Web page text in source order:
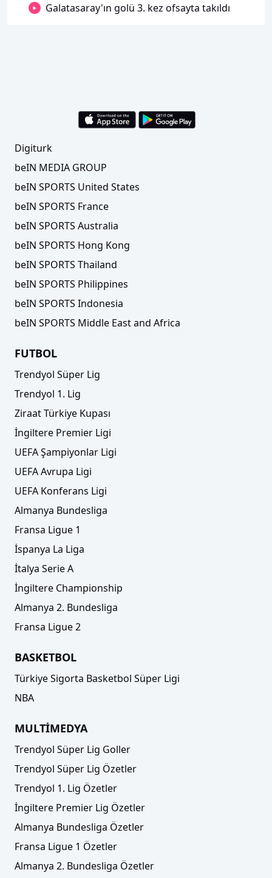
Galatasaray'ın golü 3. kez ofsayta takıldı
Digiturk
beIN MEDIA GROUP
beIN SPORTS United States
beIN SPORTS France
beIN SPORTS Australia
beIN SPORTS Hong Kong
beIN SPORTS Thailand
beIN SPORTS Philippines
beIN SPORTS Indonesia
beIN SPORTS Middle East and Africa
FUTBOL
Trendyol Süper Lig
Trendyol 1. Lig
Ziraat Türkiye Kupası
İngiltere Premier Ligi
UEFA Şampiyonlar Ligi
UEFA Avrupa Ligi
UEFA Konferans Ligi
Almanya Bundesliga
Fransa Ligue 1
İspanya La Liga
İtalya Serie A
İngiltere Championship
Almanya 2. Bundesliga
Fransa Ligue 2
BASKETBOL
Türkiye Sigorta Basketbol Süper Ligi
NBA
MULTİMEDYA
Trendyol Süper Lig Goller
Trendyol Süper Lig Özetler
Trendyol 1. Lig Özetler
İngiltere Premier Lig Özetler
Almanya Bundesliga Özetler
Fransa Ligue 1 Özetler
Almanya 2. Bundesliga Özetler